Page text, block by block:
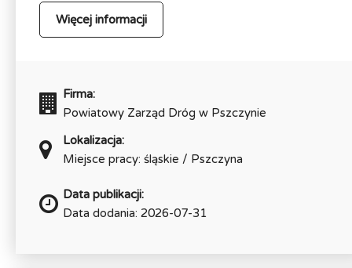
Więcej informacji
Firma:
Powiatowy Zarząd Dróg w Pszczynie
Lokalizacja:
Miejsce pracy: śląskie / Pszczyna
Data publikacji:
Data dodania: 2026-07-31